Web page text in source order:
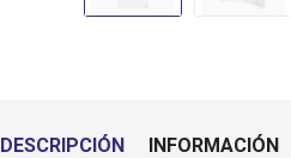
DESCRIPCIÓN INFORMACIÓN